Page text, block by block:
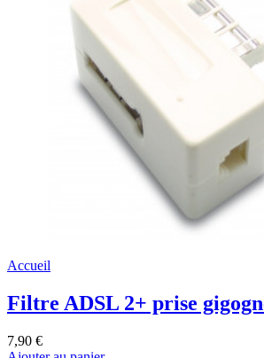
Accueil
Filtre ADSL 2+ prise
7,90 €